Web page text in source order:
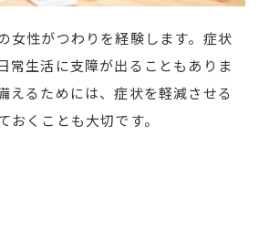
女性がつわりを経験します。症状
常生活に支障が出ることもありま
えるためには、症状を軽減させる
おくことも大切です。